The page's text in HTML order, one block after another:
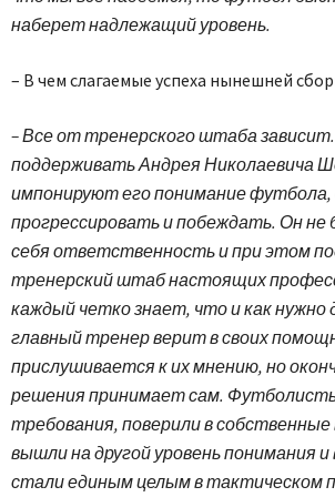
наберет надлежащий уровень.
– В чем слагаемые успеха нынешней
– Все от тренерского штаба зависит.
поддерживать Андрея Николаевича
импонируют его понимание
прогрессировать и побеждать. Он не
себя ответственность и при этом
тренерский штаб настоящих
каждый четко знает, что и как
главный тренер верит в своих
прислушивается к их мнению, но
решения принимает сам.
требования, поверили в
вышли на другой уровень понимания
стали единым целым в тактическом